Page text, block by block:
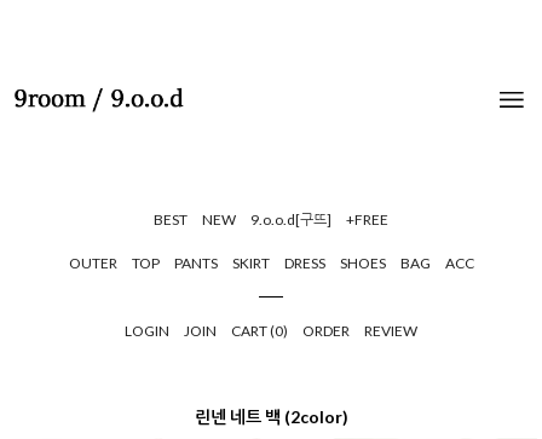
BEST NEW 9.o.o.d[구뜨] +FREE
OUTER TOP PANTS SKIRT DRESS SHOES BAG ACC
LOGIN JOIN CART (0) ORDER REVIEW
린넨 네트 백 (2color)